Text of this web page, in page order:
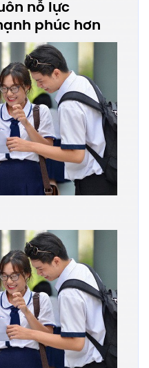
nỗ lực
phúc hơn